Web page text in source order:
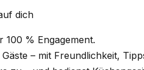
dich
% Engagement.
– mit Freundlichkeit,